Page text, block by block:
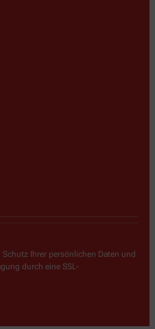
Ihrer persönlichen Daten und
durch eine SSL-